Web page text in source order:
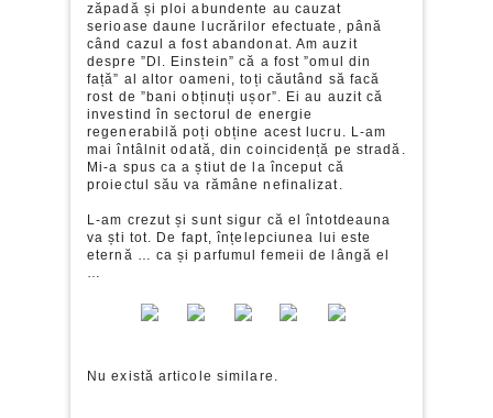
zăpadă și ploi abundente au cauzat
serioase daune lucrărilor efectuate, până
când cazul a fost abandonat. Am auzit
despre ”Dl. Einstein” că a fost ”omul din
față” al altor oameni, toți căutând să facă
rost de ”bani obținuți ușor”. Ei au auzit că
investind în sectorul de energie
regenerabilă poți obține acest lucru. L-am
mai întâlnit odată, din coincidență pe stradă.
Mi-a spus ca a știut de la început că
proiectul său va rămâne nefinalizat.
L-am crezut și sunt sigur că el întotdeauna
va ști tot. De fapt, înțelepciunea lui este
eternă … ca și parfumul femeii de lângă el
…
Nu există articole similare.